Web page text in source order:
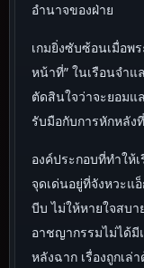
อำนาจของฝ่าย
เกมยิ่งซับซ้อนเมื่อพร
หน้าที่” ในเรือนจำแ
ตัดสินใจว่าจะยอมแ
รับมือกับการหักหลั
องค์ประกอบที่ทำให้
จุดเด่นอยู่ที่จังหวะแ
บีบ ไม่ให้หายใจสบ
อาชญากรรมไม่ได้
หลังฉาก เรื่องถูกเ